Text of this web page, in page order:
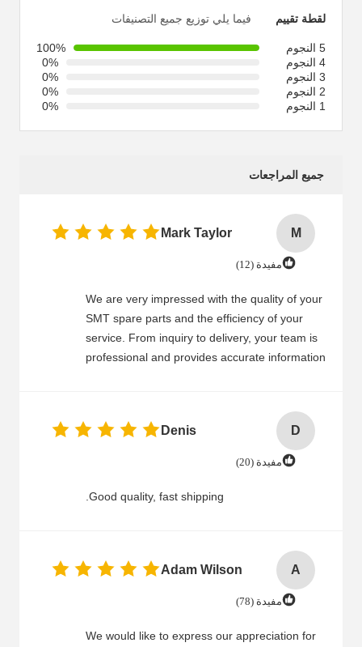
لقطة تقييم فيما يلي توزيع جميع التصنيفات
5 النجوم
100%
4 النجوم
0%
3 النجوم
0%
2 النجوم
0%
1 النجوم
0%
جميع المراجعات
M
Mark Taylor
مفيدة (12)
We are very impressed with the quality of your
SMT spare parts and the efficiency of your
service. From inquiry to delivery, your team is
professional and provides accurate information
machines. Fast delivery helps us meet tight
production schedules, and the packaging is
secure to prevent damage. Your after-sales
your company to anyone in need of SMT spare
D
Denis
مفيدة (20)
Good quality, fast shipping.
A
Adam Wilson
مفيدة (78)
We would like to express our appreciation for